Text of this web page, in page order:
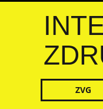
ZVG